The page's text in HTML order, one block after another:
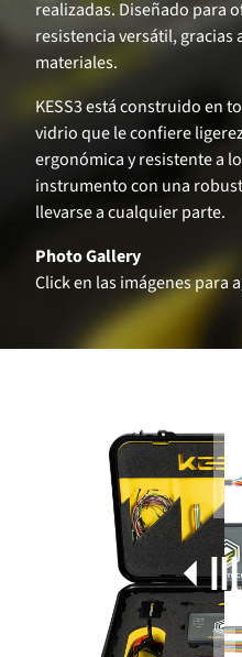
realizadas. Diseñado para
resistencia versátil,
materiales.
KESS3 está construido en
vidrio que le confiere
ergonómica y resistente a
instrumento con una
llevarse a cualquier parte.
Photo Gallery
Click en las imágenes para